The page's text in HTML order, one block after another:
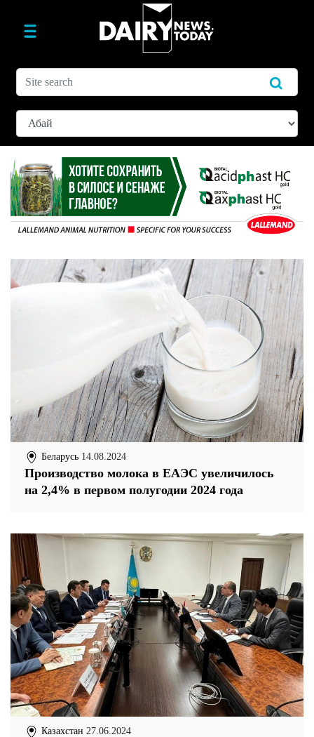
Беларусь 14.08.2024
Производство молока в ЕАЭС увеличилось
на 2,4% в первом полугодии 2024 года
Казахстан 27.06.2024